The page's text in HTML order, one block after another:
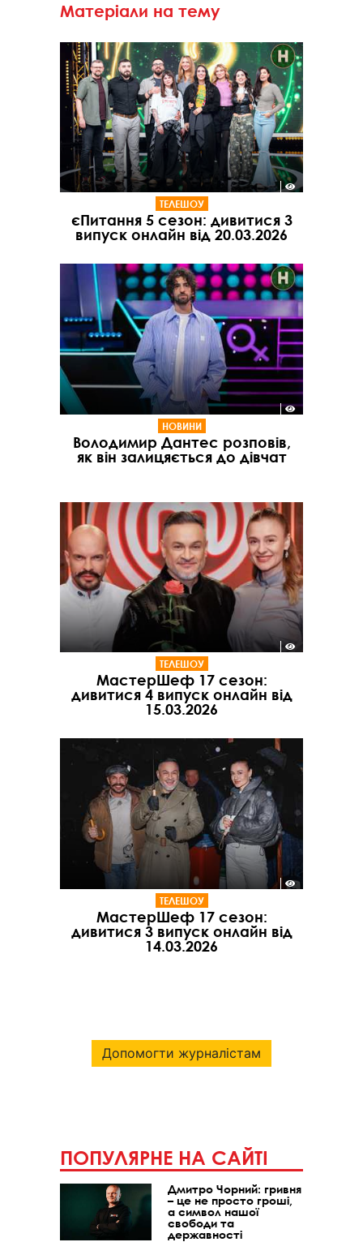
Матеріали на тему
ТЕЛЕШОУ
єПитання 5 сезон: дивитися 3
випуск онлайн від 20.03.2026
НОВИНИ
Володимир Дантес розповів,
як він залицяється до дівчат
ТЕЛЕШОУ
МастерШеф 17 сезон:
дивитися 4 випуск онлайн від
15.03.2026
ТЕЛЕШОУ
МастерШеф 17 сезон:
дивитися 3 випуск онлайн від
14.03.2026
Допомогти журналістам
ПОПУЛЯРНЕ НА САЙТІ
Дмитро Чорний: гривня
– це не просто гроші,
а символ нашої
свободи та
державності